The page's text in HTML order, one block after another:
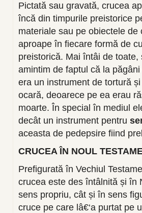
Pictată sau gravată, crucea
încă din timpurile preistorice
materiale sau pe obiectele de
aproape în fiecare formă de
preistorică. Mai întâi de toate,
amintim de faptul că la
era un instrument de tortură
ocară, deoarece pe ea erau
moarte. În special în mediul
decât un instrument pentru
aceasta de pedepsire fiind
CRUCEA ÎN NOUL
Prefigurată în Vechiul
crucea este des întâlnită și în
sens propriu, cât și în sens
cruce pe care lâ€‘a purtat pe